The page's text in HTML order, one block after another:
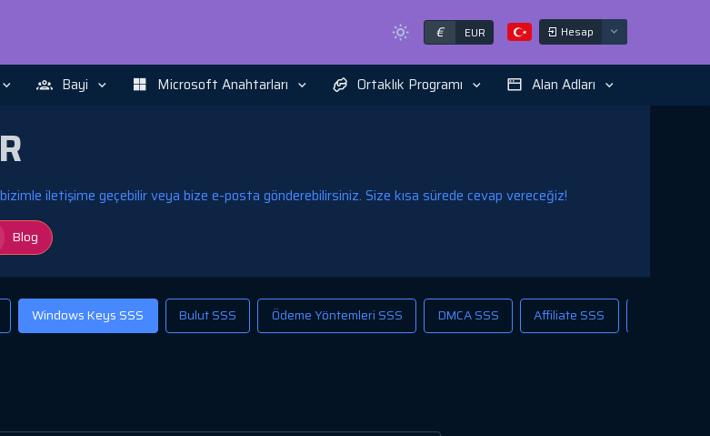
€ EUR Hesap
Bayi Microsoft Anahtarları Ortaklık Programı Alan Adları
iletişime geçebilir veya bize e-posta gönderebilirsiniz. Size kısa sürede cevap vereceğiz!
Blog
Windows Keys SSS Bulut SSS Ödeme Yöntemleri SSS DMCA SSS Affiliate SSS